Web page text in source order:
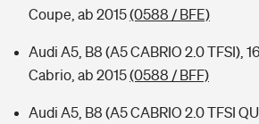
Coupe, ab 2015(0588 / BFE)
Audi A5, B8 (A5 CABRIO 2.0 TFSI),
Cabrio, ab 2015(0588 / BFF)
Audi A5, B8 (A5 CABRIO 2.0 TFSI